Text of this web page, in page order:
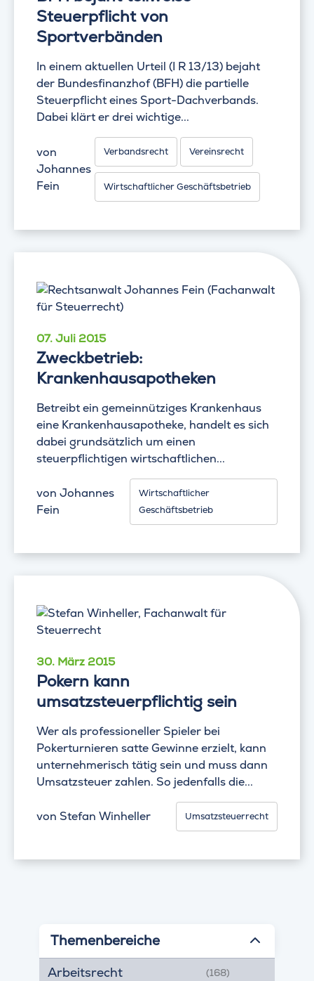
Steuerpflicht von
Sportverbänden
In einem aktuellen Urteil (I R 13/13) bejaht
der Bundesfinanzhof (BFH) die partielle
Steuerpflicht eines Sport-Dachverbands.
Dabei klärt er drei wichtige...
von
Johannes
Fein
Verbandsrecht Vereinsrecht
Wirtschaftlicher Geschäftsbetrieb
07. Juli 2015
Zweckbetrieb:
Krankenhausapotheken
Betreibt ein gemeinnütziges Krankenhaus
eine Krankenhausapotheke, handelt es sich
dabei grundsätzlich um einen
steuerpflichtigen wirtschaftlichen...
von Johannes
Fein
Wirtschaftlicher
Geschäftsbetrieb
30. März 2015
Pokern kann
umsatzsteuerpflichtig sein
Wer als professioneller Spieler bei
Pokerturnieren satte Gewinne erzielt, kann
unternehmerisch tätig sein und muss dann
Umsatzsteuer zahlen. So jedenfalls die...
von Stefan Winheller Umsatzsteuerrecht
Themenbereiche
Arbeitsrecht (168)